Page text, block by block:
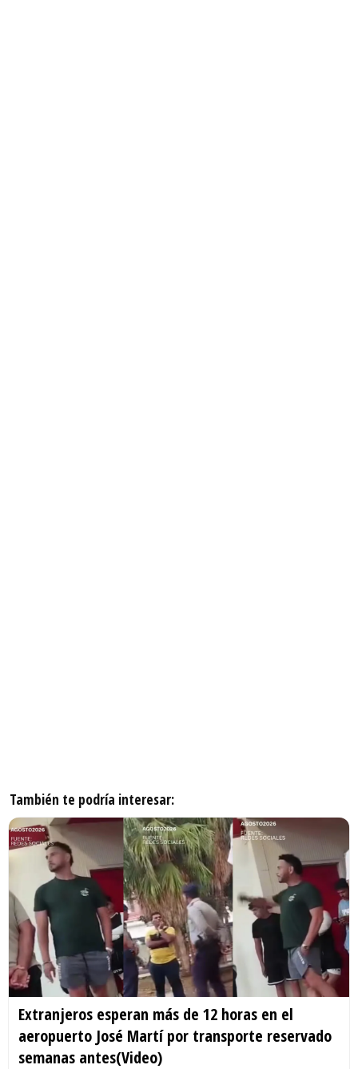
También te podría interesar:
Extranjeros esperan más de 12 horas en el
aeropuerto José Martí por transporte reservado
semanas antes(Video)